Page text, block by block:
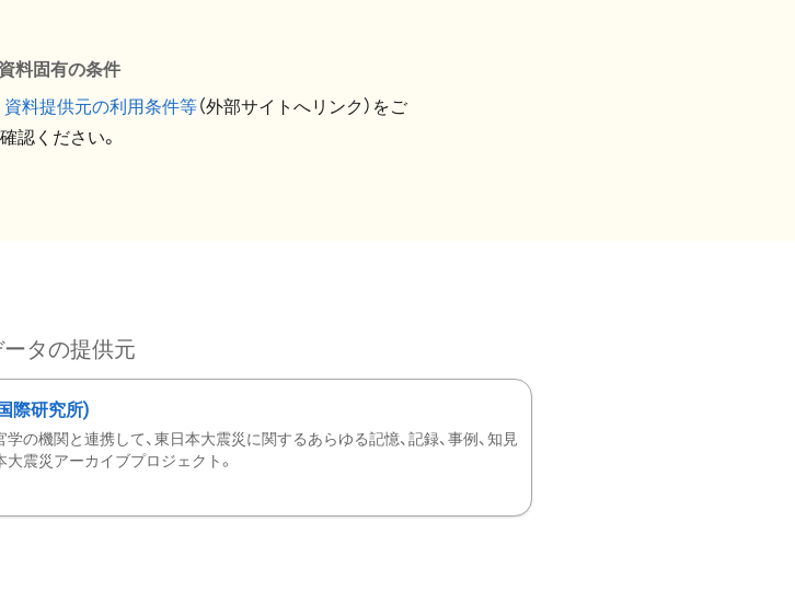
資料固有の条件
資料提供元の利用条件等（外部サイトへリンク）をご
確認ください。
ータの提供元
際研究所)
の機関と連携して、東日本大震災に関するあらゆる記憶、記録、事例、知見
震災アーカイブプロジェクト。